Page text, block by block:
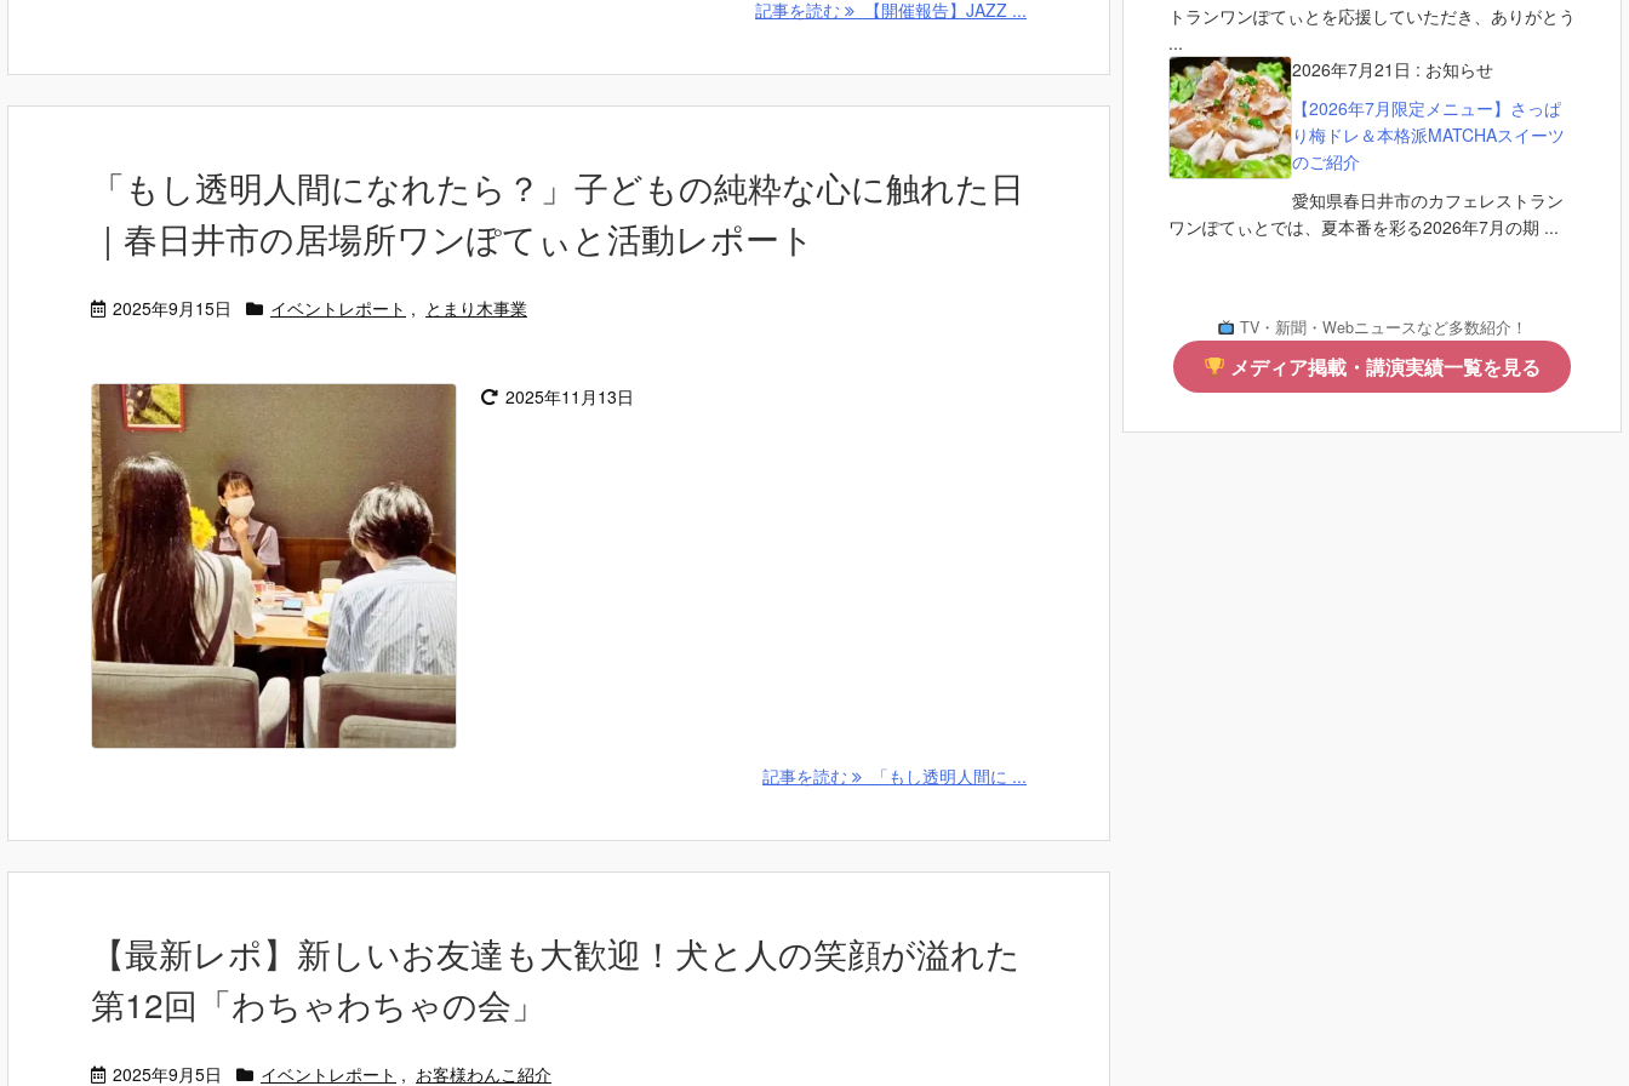
記事を読む 【開催報告】JAZZ ...
「もし透明人間になれたら？」子どもの純粋な心に触れた日
｜春日井市の居場所ワンぽてぃと活動レポート
2025年9月15日 イベントレポート , とまり木事業
2025年11月13日
記事を読む 「もし透明人間に ...
【最新レポ】新しいお友達も大歓迎！犬と人の笑顔が溢れた
第12回「わちゃわちゃの会」
2025年9月5日 イベントレポート , お客様わんこ紹介
トランワンぽてぃとを応援していただき、ありがとう
...
2026年7月21日 : お知らせ
【2026年7月限定メニュー】さっぱ
り梅ドレ＆本格派MATCHAスイーツ
のご紹介
愛知県春日井市のカフェレストラン
ワンぽてぃとでは、夏本番を彩る2026年7月の期 ...
TV・新聞・Webニュースなど多数紹介！
メディア掲載・講演実績一覧を見る